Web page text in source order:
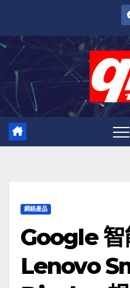
內
網絡產品
Google 智
Lenovo